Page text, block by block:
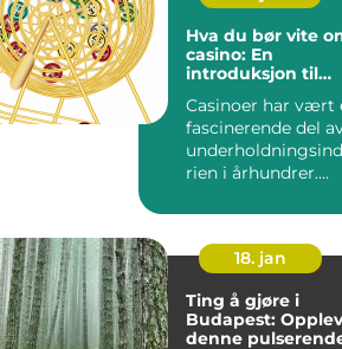
Hva du bør vite
casino: En
introduksjon til
Casinoer har vært
fascinerende del
rien i århundrer.
18. jan
Ting å gjøre i
Budapest: Opplev
denne